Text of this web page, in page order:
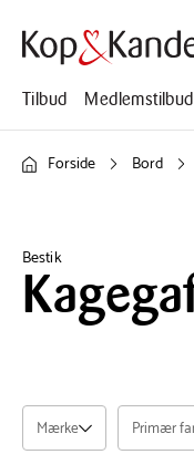
Tilbud
Medlemstilbud
Forside Bord
Bestik
Mærke Primær